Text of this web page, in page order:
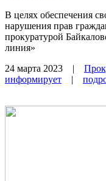
В целях обеспечения
нарушения прав
прокуратурой
линия»
24 марта 2023 |
информирует |